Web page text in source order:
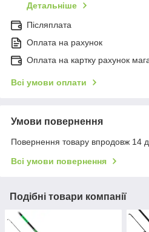
Детальніше
Післяплата
Оплата на рахунок
Оплата на картку рахунок
Всі умови оплати
Умови повернення
Повернення товару впродовж 14
Всі умови повернення
Подібні товари компанії